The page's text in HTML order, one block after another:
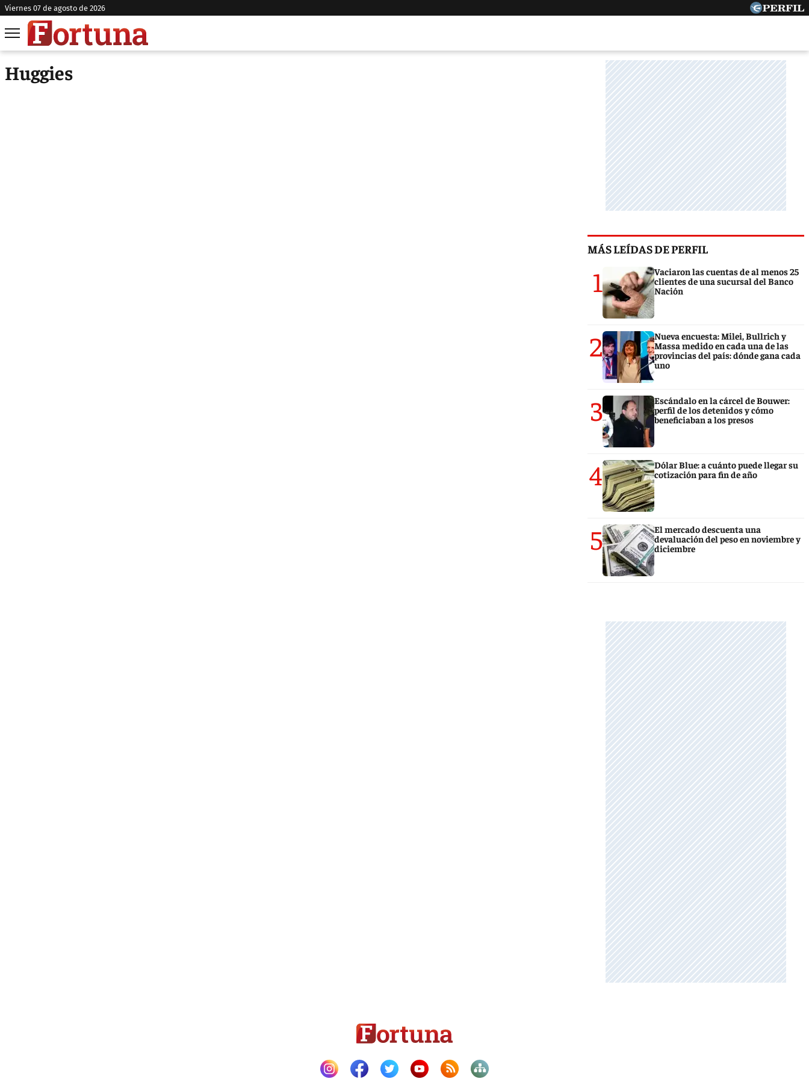
viernes 07 de agosto de 2026
Huggies
MÁS LEÍDAS DE PERFIL
1
Vaciaron las cuentas de al menos 25
clientes de una sucursal del Banco
Nación
2
Nueva encuesta: Milei, Bullrich y
Massa medido en cada una de las
provincias del país: dónde gana cada
uno
3
Escándalo en la cárcel de Bouwer:
perfil de los detenidos y cómo
beneficiaban a los presos
4
Dólar Blue: a cuánto puede llegar su
cotización para fin de año
5
El mercado descuenta una
devaluación del peso en noviembre y
diciembre